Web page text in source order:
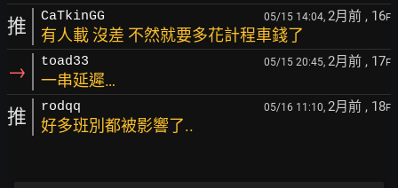
推 CaTkinGG 05/15 14:04, 2月前 , 16F
有人載 沒差 不然就要多花計程車錢了
→ toad33 05/15 20:45, 2月前 , 17F
一串延遲…
推 rodqq 05/16 11:10, 2月前 , 18F
好多班別都被影響了..